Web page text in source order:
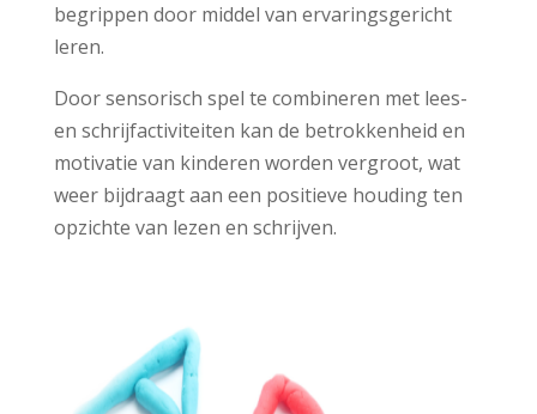
begrippen door middel van ervaringsgericht
leren.
Door sensorisch spel te combineren met lees-
en schrijfactiviteiten kan de betrokkenheid en
motivatie van kinderen worden vergroot, wat
weer bijdraagt aan een positieve houding ten
opzichte van lezen en schrijven.